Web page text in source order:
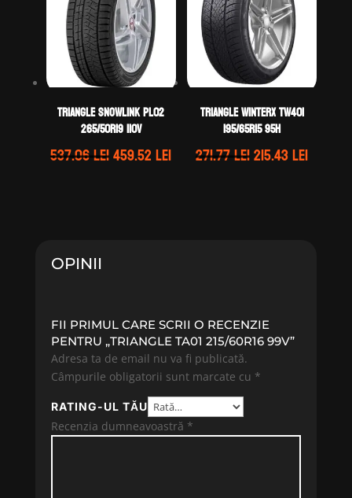
TRIANGLE SNOWLINK PL02
265/50R19 110V
537.06leiPrețul
459.52leiPrețul
TRIANGLE WINTERX TW401
195/65R15 95H
271.77leiPrețul
215.43leiPrețul
OPINII
FII PRIMUL CARE SCRII O RECENZIE
PENTRU „TRIANGLE TA01 215/60R16 99V”
Adresa ta de email nu va fi publicată.
Câmpurile obligatorii sunt marcate cu *
RATING-UL TĂU
Recenzia dumneavoastră *